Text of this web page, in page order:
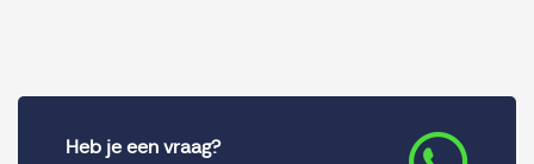
Heb je een vraag?